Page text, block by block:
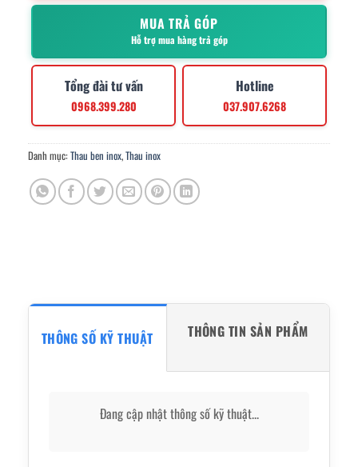
MUA TRẢ GÓP
Hỗ trợ mua hàng trả góp
Tổng đài tư vấn
0968.399.280
Hotline
037.907.6268
Danh mục: Thau ben inox,Thau inox
THÔNG SỐ KỸ THUẬT THÔNG TIN SẢN PHẨM
Đang cập nhật thông số kỹ thuật...